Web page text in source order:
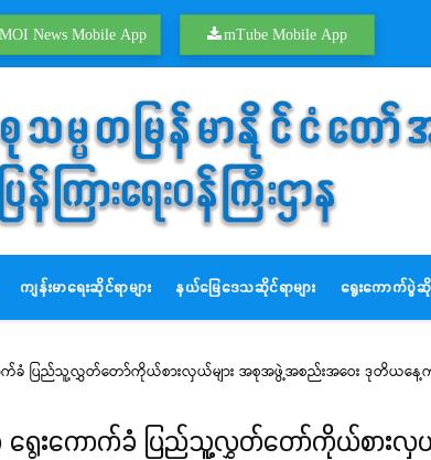
MOI News Mobile App mTube Mobile App
ကျန်းမာရေးဆိုင်ရာများ နယ်မြေဒေသဆိုင်ရာများ ရွေးကောက်ပွဲဆိုင်
ာက်ခံ ပြည်သူ့လွှတ်တော်ကိုယ်စားလှယ်များ အစုအဖွဲ့အစည်းအဝေး ဒုတိယနေ့က
ာ ရွေးကောက်ခံ ပြည်သူ့လွှတ်တော်ကိုယ်စား